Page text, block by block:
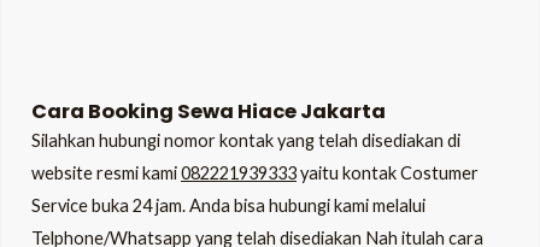
Cara Booking Sewa Hiace Jakarta
Silahkan hubungi nomor kontak yang telah disediakan di
website resmi kami082221939333yaitu kontak Costumer
Service buka 24 jam. Anda bisa hubungi kami melalui
Telphone/Whatsapp yang telah disediakan Nah itulah cara